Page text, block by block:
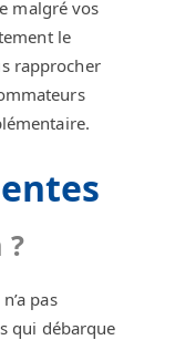
malgré vos
le
rapprocher
?
pas
qui débarque